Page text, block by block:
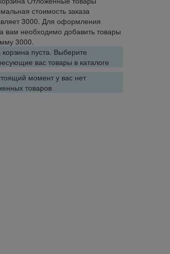
стоимость заказа
3000. Для оформления
вам необходимо добавить товары
3000.
пуста. Выберите
вас товары в каталоге
момент у вас нет
товаров